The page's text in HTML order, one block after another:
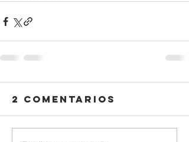
2 comentarios